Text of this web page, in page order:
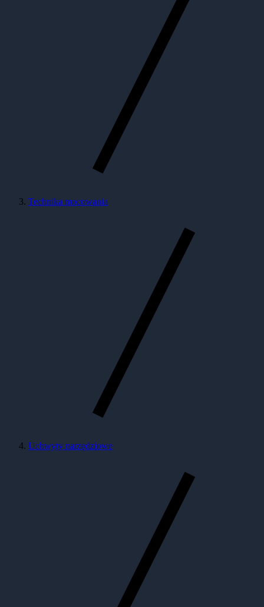
Technika mocowania
Uchwyty narzędziowe